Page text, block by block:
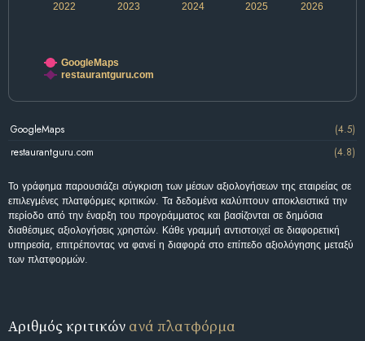
2022 2024 2026
2023 2025
GoogleMaps
restaurantguru.com
GoogleMaps
(4.5)
restaurantguru.com
(4.8)
Το γράφημα παρουσιάζει σύγκριση των μέσων αξιολογήσεων της εταιρείας σε
επιλεγμένες πλατφόρμες κριτικών. Τα δεδομένα καλύπτουν αποκλειστικά την
περίοδο από την έναρξη του προγράμματος και βασίζονται σε δημόσια
διαθέσιμες αξιολογήσεις χρηστών. Κάθε γραμμή αντιστοιχεί σε διαφορετική
υπηρεσία, επιτρέποντας να φανεί η διαφορά στο επίπεδο αξιολόγησης μεταξύ
των πλατφορμών.
Αριθμός κριτικών ανά πλατφόρμα